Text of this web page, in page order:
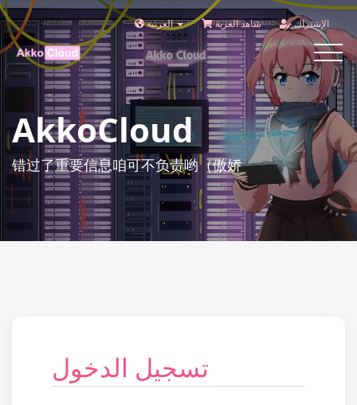
العربية شاهد العربة الإشتراك
Toggle
AkkoCloud
错过了重要信息咱可不负责哟（傲娇
تسجيل الدخول